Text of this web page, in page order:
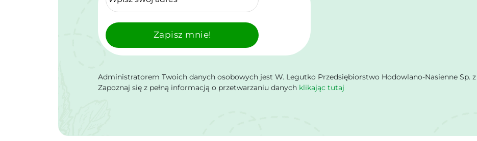
Liatra kłosowa
Lwia paszcza
Macierzanka
Męczennica
Zapisz mnie!
Administratorem Twoich danych osobowych jest W. Legutko Przedsiębiorstwo Hodowlano-Nasienne Sp. z
Zapoznaj się z pełną informacją o przetwarzaniu danych klikając tutaj